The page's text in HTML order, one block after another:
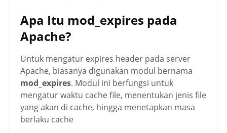
Apa Itu mod_expires pada
Apache?
Untuk mengatur expires header pada server
Apache, biasanya digunakan modul bernama
mod_expires. Modul ini berfungsi untuk
mengatur waktu cache file, menentukan jenis file
yang akan di cache, hingga menetapkan masa
berlaku cache